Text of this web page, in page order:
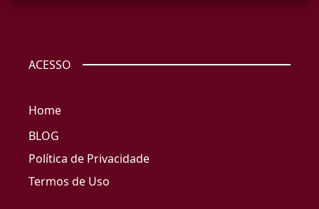
ACESSO
Home
BLOG
Política de Privacidade
Termos de Uso